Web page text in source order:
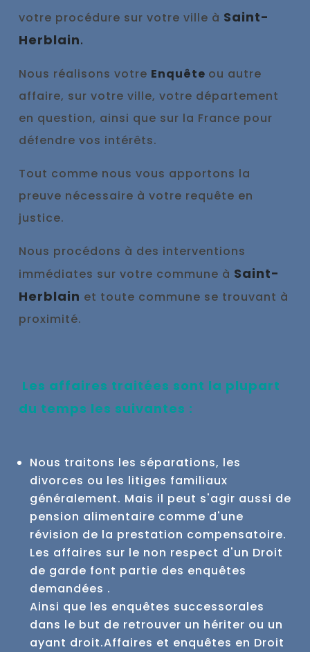
votre procédure sur votre ville à Saint-
Herblain.
Nous réalisons votre Enquête ou autre
affaire, sur votre ville, votre département
en question, ainsi que sur la France pour
défendre vos intérêts.
Tout comme nous vous apportons la
preuve nécessaire à votre requête en
justice.
Nous procédons à des interventions
immédiates sur votre commune à Saint-
Herblain et toute commune se trouvant à
proximité.
Les affaires traitées sont la plupart
du temps les suivantes :
Nous traitons les séparations, les
divorces ou les litiges familiaux
généralement. Mais il peut s'agir aussi de
pension alimentaire comme d'une
révision de la prestation compensatoire.
Les affaires sur le non respect d'un Droit
de garde font partie des enquêtes
demandées .
Ainsi que les enquêtes successorales
dans le but de retrouver un hériter ou un
ayant droit.Affaires et enquêtes en Droit